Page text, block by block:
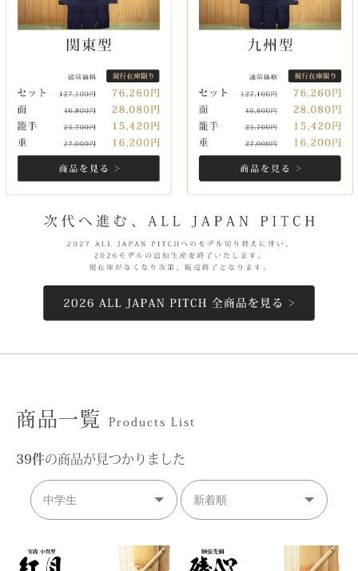
商品一覧 Products List
39件の商品が見つかりました